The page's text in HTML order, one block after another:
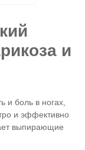
и
и боль в ногах,
и эффективно
выпирающие